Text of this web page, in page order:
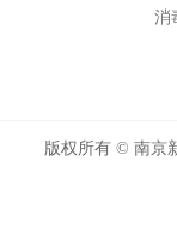
消
版权所有 © 南京